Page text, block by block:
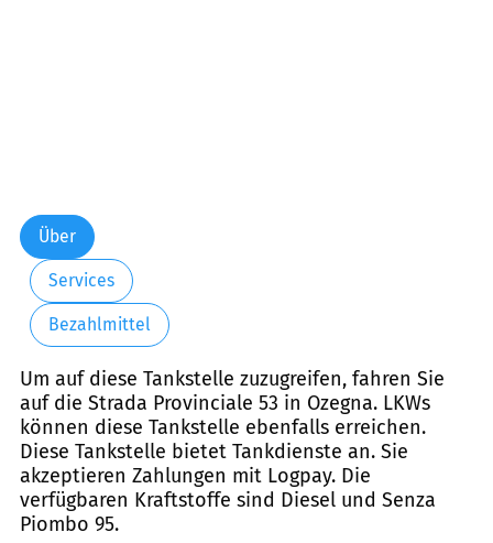
Über
Services
Bezahlmittel
Um auf diese Tankstelle zuzugreifen, fahren Sie
auf die Strada Provinciale 53 in Ozegna. LKWs
können diese Tankstelle ebenfalls erreichen.
Diese Tankstelle bietet Tankdienste an. Sie
akzeptieren Zahlungen mit Logpay. Die
verfügbaren Kraftstoffe sind Diesel und Senza
Piombo 95.